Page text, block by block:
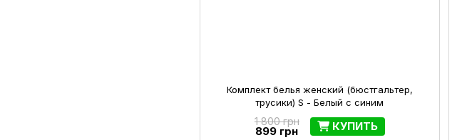
Комплект белья женский (бюстгальтер,
трусики) S - Белый с синим
1 800 грн
899 грн КУПИТЬ